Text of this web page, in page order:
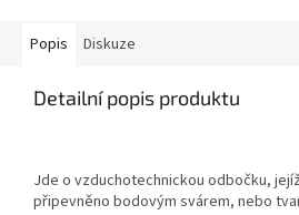
Popis Diskuze
Detailní popis produktu
Jde o vzduchotechnickou odbočku,
připevněno bodovým svárem, nebo